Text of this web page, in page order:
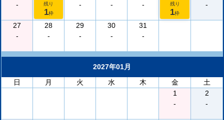
-
残り
1枠
-
-
-
残り
1枠
-
27
-
28
-
29
-
30
-
31
-
2027年01月
日
月 火 水 木 金
土
1
-
2
-